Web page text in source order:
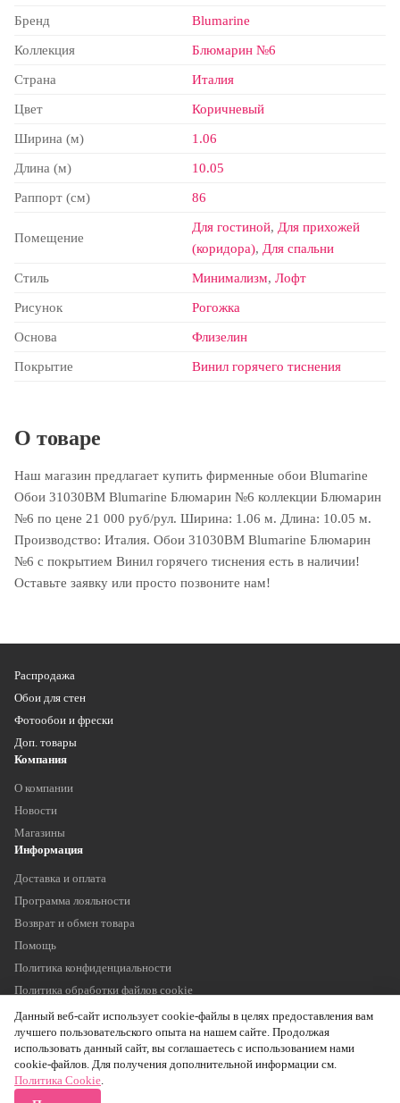
Бренд Blumarine
Коллекция Блюмарин №6
Страна Италия
Цвет Коричневый
Ширина (м) 1.06
Длина (м) 10.05
Раппорт (см) 86
Помещение
Для гостиной, Для прихожей
(коридора), Для спальни
Стиль Минимализм, Лофт
Рисунок Рогожка
Основа Флизелин
Покрытие Винил горячего тиснения
О товаре
Наш магазин предлагает купить фирменные обои Blumarine
Обои 31030BM Blumarine Блюмарин №6 коллекции Блюмарин
№6 по цене 21 000 руб/рул. Ширина: 1.06 м. Длина: 10.05 м.
Производство: Италия. Обои 31030BM Blumarine Блюмарин
№6 с покрытием Винил горячего тиснения есть в наличии!
Оставьте заявку или просто позвоните нам!
Распродажа
Обои для стен
Фотообои и фрески
Доп. товары
Компания
О компании
Новости
Магазины
Информация
Доставка и оплата
Программа лояльности
Возврат и обмен товара
Помощь
Политика конфиденциальности
Политика обработки файлов cookie
+7 (903) 755 11 75
info@oboitrade.ru
г. Москва, Тихорецкий б-р, 1к4, пав. А123
Данный веб-сайт использует cookie-файлы в целях предоставления вам
лучшего пользовательского опыта на нашем сайте. Продолжая
использовать данный сайт, вы соглашаетесь с использованием нами
cookie-файлов. Для получения дополнительной информации см.
Политика Cookie.